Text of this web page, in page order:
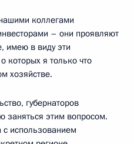
коллегами
– они проявляют
имею в виду эти
которых я только что
хозяйстве.
губернаторов
заняться этим вопросом.
с использованием